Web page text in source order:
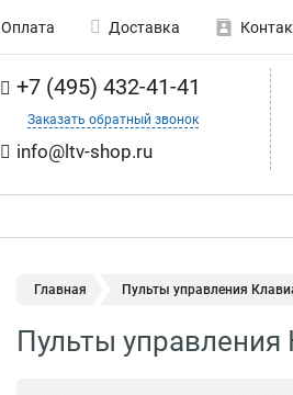
Оплата Доставка
+7 (495) 432-41-41
Заказать обратный звонок
info@ltv-shop.ru
Главная Пульты управления
Пульты управления